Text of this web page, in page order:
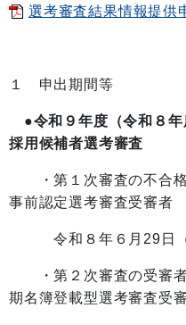
選考審査結果情報提供
１ 申出期間等
●令和９年度（令和８年
採用候補者選考審査
・第１次審査の不合格
事前認定選考審査受審者
令和８年６月29日（
・第２次審査の受審者
期名簿登載型選考審査受